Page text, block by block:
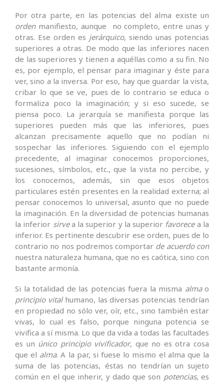
Por otra parte, en las potencias del alma existe un
ordenmanifiesto, aunque no completo, entre unas y
otras. Ese orden es jerárquico, siendo unas potencias
superiores a otras. De modo que las inferiores nacen
de las superiores y tienen a aquéllas como a su fin. No
es, por ejemplo, el pensar para imaginar y éste para
ver, sino a la inversa. Por eso, hay que guardar la vista,
cribar lo que se ve, pues de lo contrario se educa o
formaliza poco la imaginación; y si eso sucede, se
piensa poco. La jerarquía se manifiesta porque las
superiores pueden más que las inferiores, pues
alcanzan precisamente aquello que no podían ni
sospechar las inferiores. Siguiendo con el ejemplo
precedente, al imaginar conocemos proporciones,
sucesiones, símbolos, etc., que la vista no percibe, y
los conocemos, además, sin que esos objetos
particulares estén presentes en la realidad externa; al
pensar conocemos lo universal, asunto que no puede
la imaginación. En la diversidad de potencias humanas
la inferior sirvea la superior y la superior favorecea la
inferior. Es pertinente descubrir ese orden, pues de lo
contrario no nos podremos comportar de acuerdo con
nuestra naturaleza humana, que no es caótica, sino con
bastante armonía.
Si la totalidad de las potencias fuera la misma almao
principio vitalhumano, las diversas potencias tendrían
en propiedad no sólo ver, oír, etc., sino también estar
vivas, lo cual es falso, porque ninguna potencia se
vivifica a sí misma. Lo que da vida a todas las facultades
es un único principio vivificador, que no es otra cosa
que el alma. A la par, si fuese lo mismo el alma que la
suma de las potencias, éstas no tendrían un sujeto
común en el que inherir, y dado que son potencias, es